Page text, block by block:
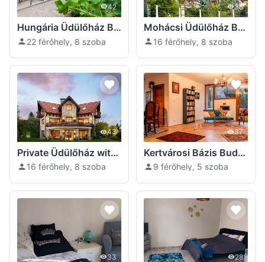
42
Hungária Üdülőház Budapest
22 férőhely, 8 szoba
38
Mohácsi Üdülőház Budapest
16 férőhely, 8 szoba
43
Private Üdülőház with Pool Budapest
16 férőhely, 8 szoba
37
Kertvárosi Bázis Budapest
9 férőhely, 5 szoba
33 28